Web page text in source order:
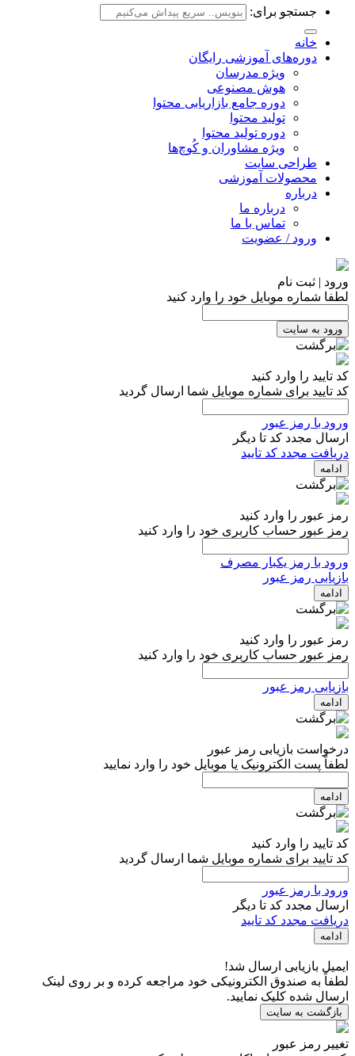
جستجو برای:
خانه
دوره‌های آموزشی رایگان
ویژه مدرسان
هوش مصنوعی
دوره جامع بازاریابی محتوا
تولید محتوا
دوره تولید محتوا
ویژه مشاوران و کُوچ‌ها
طراحی سایت
محصولات آموزشی
درباره
درباره ما
تماس با ما
ورود / عضویت
ورود | ثبت نام
لطفا شماره موبایل خود را وارد کنید
ورود به سایت
کد تایید را وارد کنید
کد تایید برای شماره موبایل شما ارسال گردید
ورود با رمز عبور
ارسال مجدد کد تا دیگر
دریافت مجدد کد تایید
ادامه
رمز عبور را وارد کنید
رمز عبور حساب کاربری خود را وارد کنید
ورود با رمز یکبار مصرف
بازیابی رمز عبور
ادامه
رمز عبور را وارد کنید
رمز عبور حساب کاربری خود را وارد کنید
بازیابی رمز عبور
ادامه
درخواست بازیابی رمز عبور
لطفاً پست الکترونیک یا موبایل خود را وارد نمایید
ادامه
کد تایید را وارد کنید
کد تایید برای شماره موبایل شما ارسال گردید
ورود با رمز عبور
ارسال مجدد کد تا دیگر
دریافت مجدد کد تایید
ادامه
ایمیل بازیابی ارسال شد!
لطفاً به صندوق الکترونیکی خود مراجعه کرده و بر روی لینک
ارسال شده کلیک نمایید.
بازگشت به سایت
تغییر رمز عبور